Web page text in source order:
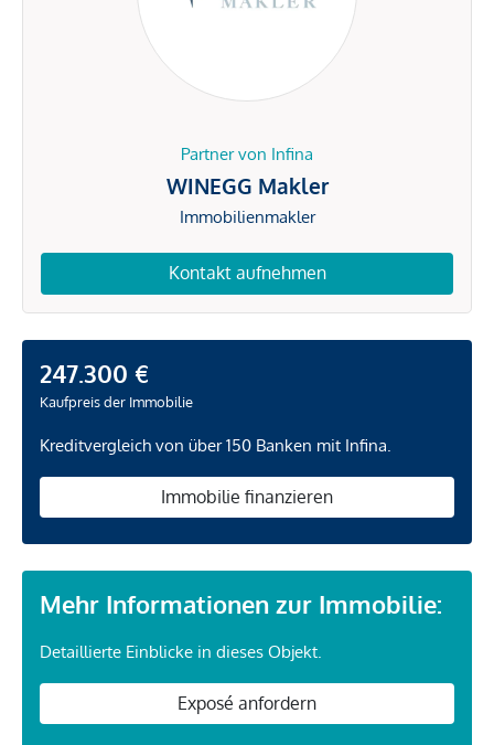
Partner von Infina
WINEGG Makler
Immobilienmakler
Kontakt aufnehmen
247.300 €
Kaufpreis der Immobilie
Kreditvergleich von über 150 Banken mit Infina.
Immobilie finanzieren
Mehr Informationen zur Immobilie:
Detaillierte Einblicke in dieses Objekt.
Exposé anfordern